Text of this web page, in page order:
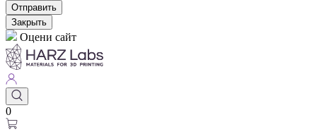
Отправить
Закрыть
Оцени сайт
0